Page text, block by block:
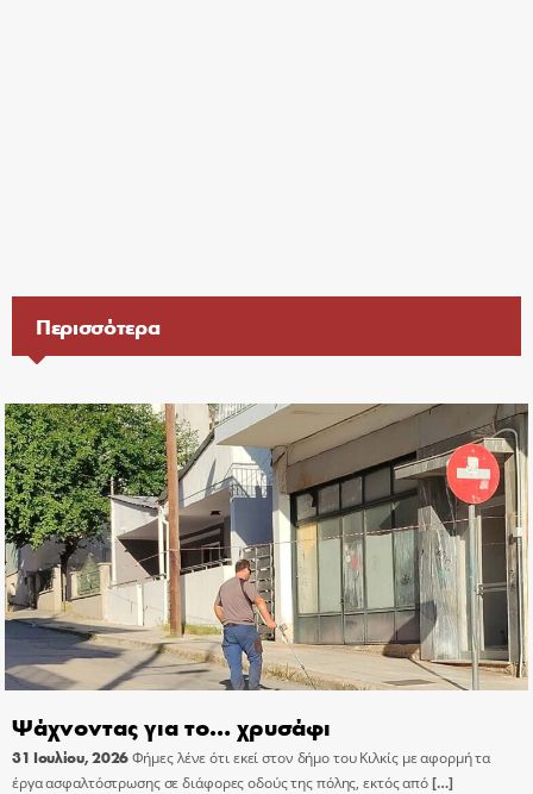
Περισσότερα
Ψάχνοντας για το… χρυσάφι
31 Ιουλίου, 2026Φήμες λένε ότι εκεί στον δήμο του Κιλκίς με αφορμή τα
έργα ασφαλτόστρωσης σε διάφορες οδούς της πόλης, εκτός από[…]